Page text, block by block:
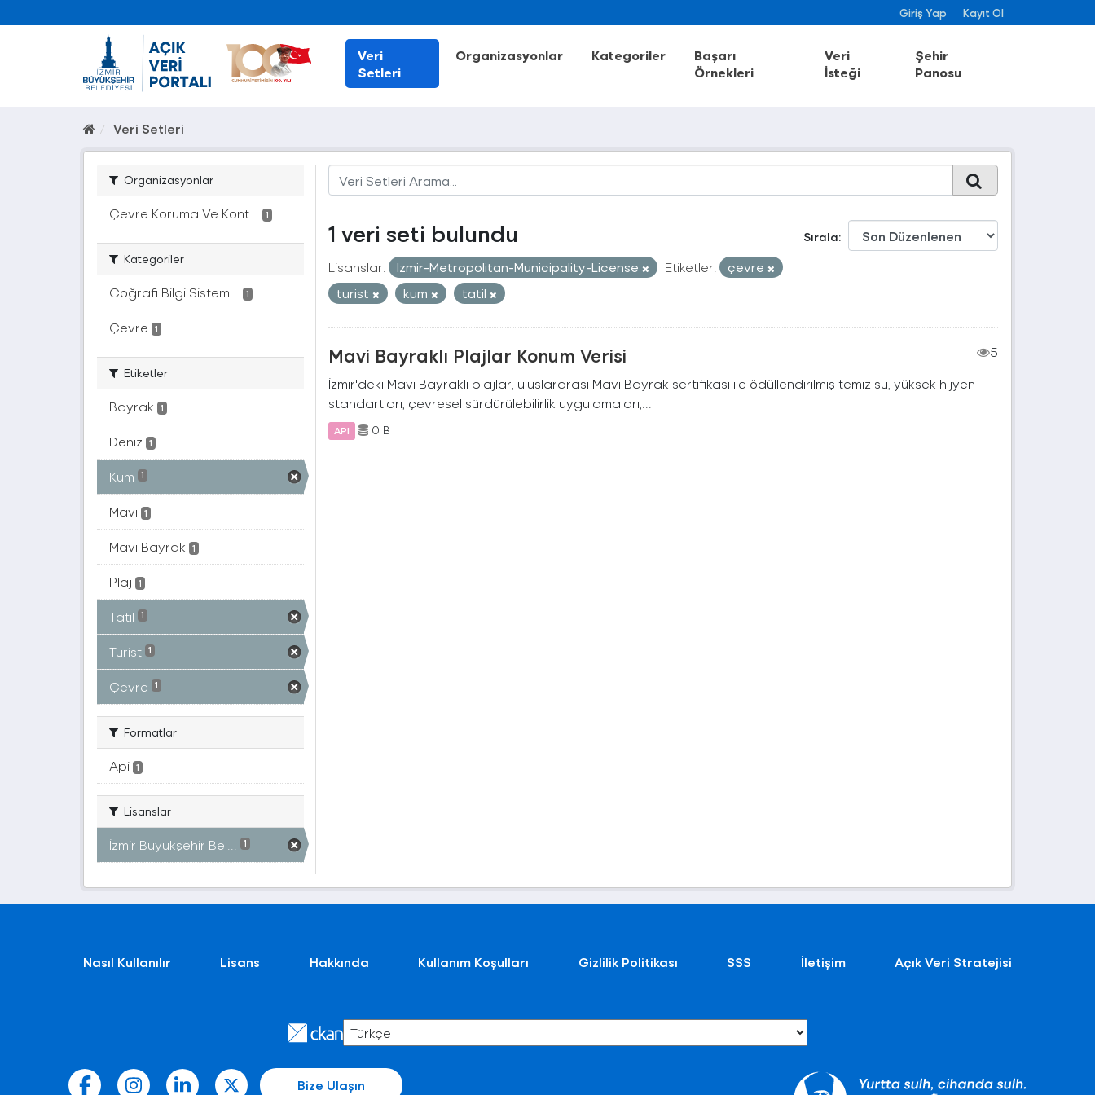
Giriş Yap Kayıt Ol
Veri
Setleri
Organizasyonlar Kategoriler
Başarı
Örnekleri
Veri
İsteği
Şehir
Panosu
Veri Setleri
Organizasyonlar
Çevre Koruma Ve Kont... 1
Kategoriler
Coğrafi Bilgi Sistem... 1
Çevre 1
Etiketler
Bayrak 1
Deniz 1
Kum 1
Mavi 1
Mavi Bayrak 1
Plaj 1
Tatil 1
Turist 1
Çevre 1
Formatlar
Api 1
Lisanslar
İzmir Büyükşehir Bel... 1
Sırala
1 veri seti bulundu
Lisanslar: Izmir-Metropolitan-Municipality-License Etiketler:
çevre
turist
kum tatil
Mavi Bayraklı Plajlar Konum Verisi
5
İzmir'deki Mavi Bayraklı plajlar, uluslararası Mavi Bayrak sertifikası ile ödüllendirilmiş temiz su, yüksek hijyen
standartları, çevresel sürdürülebilirlik uygulamaları,...
API 0 B
Nasıl Kullanılır Lisans Hakkında Kullanım Koşulları Gizlilik Politikası SSS İletişim Açık Veri Stratejisi
Bize Ulaşın